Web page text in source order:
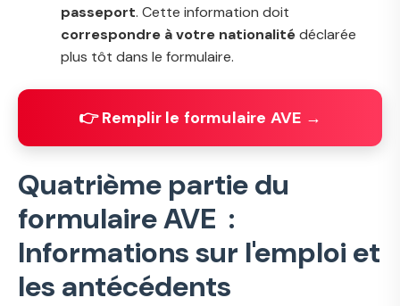
passeport. Cette information doit
correspondre à votre nationalitédéclarée
plus tôt dans le formulaire.
👉 Remplir le formulaire AVE →
Quatrième partie du
formulaire AVE :
Informations sur l'emploi et
les antécédents